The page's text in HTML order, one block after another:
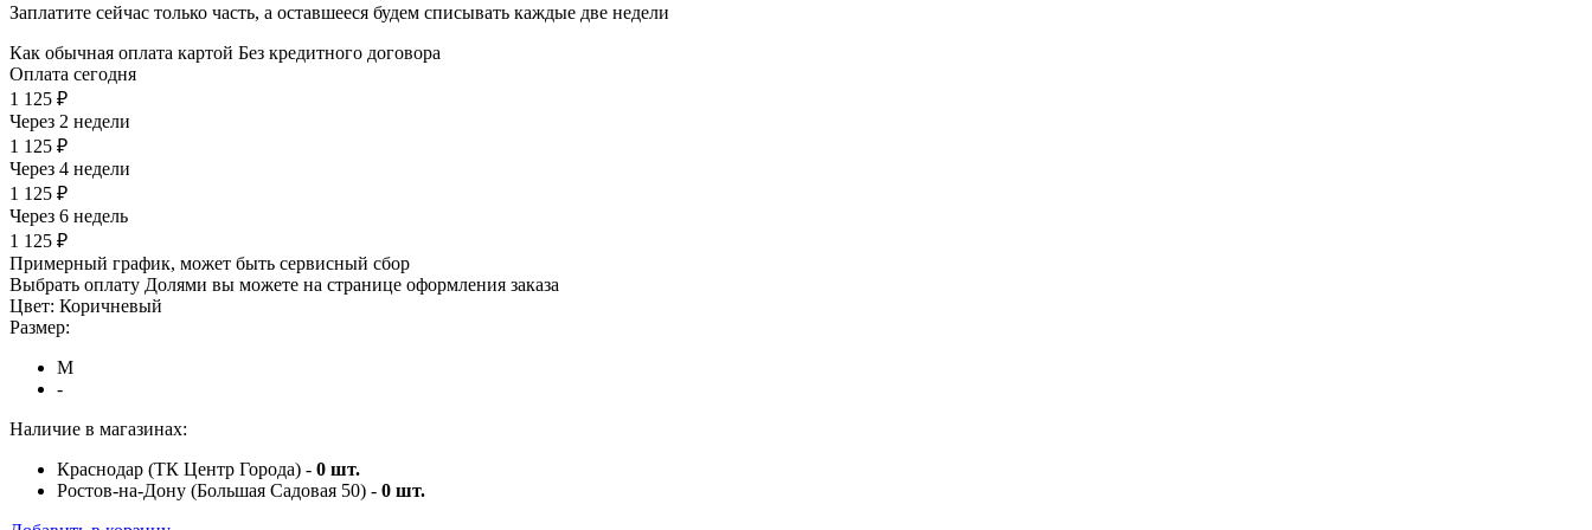
Заплатите сейчас только часть, а оставшееся будем списывать каждые две недели
Как обычная оплата картой Без кредитного договора
Оплата сегодня
1 125 ₽
Через 2 недели
1 125 ₽
Через 4 недели
1 125 ₽
Через 6 недель
1 125 ₽
Примерный график, может быть сервисный сбор
Выбрать оплату Долями вы можете на странице оформления заказа
Цвет: Коричневый
Размер:
M
-
Наличие в магазинах:
Краснодар (ТК Центр Города) - 0 шт.
Ростов-на-Дону (Большая Садовая 50) - 0 шт.